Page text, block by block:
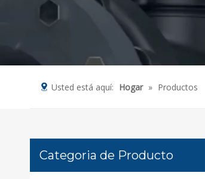
Usted está aquí: Hogar » Productos
Categoria de Producto